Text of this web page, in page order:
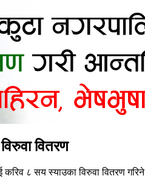
वितरण
करिव ८ सय स्याउका विरुवा वितरण गरिने